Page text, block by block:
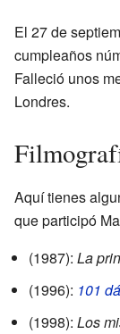
El 27 de
cumpleaños
Falleció unos
Londres.
Aquí tienes
que participó
(1987): La
(1996): 101
(1998): Los